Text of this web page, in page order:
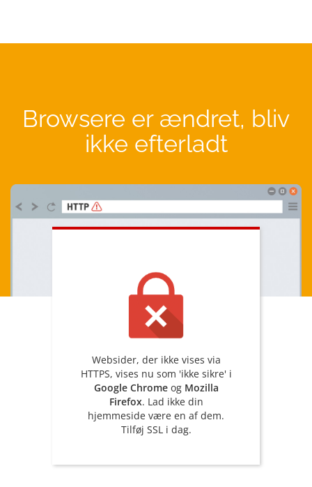
Browsere er ændret, bliv
ikke efterladt
Websider, der ikke vises via
HTTPS, vises nu som 'ikke sikre' i
Google Chromeog Mozilla
Firefox. Lad ikke din
hjemmeside være en af dem.
Tilføj SSL i dag.